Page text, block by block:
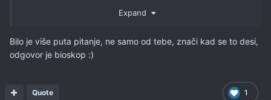
Expand
Bilo je više puta pitanje, ne samo od tebe, znači kad se to desi,
odgovor je bioskop :)
1
Quote